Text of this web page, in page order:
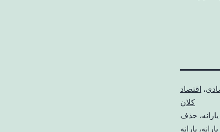
، اقتصاد
کلان
، حذف
یارانه، یارانه